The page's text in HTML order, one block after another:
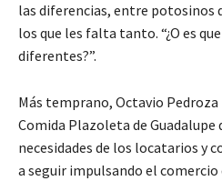
las diferencias, entre potosinos
los que les falta tanto. “¿O es
diferentes?”.
Más temprano, Octavio
Comida Plazoleta de Guadalupe
necesidades de los locatarios y
a seguir impulsando el